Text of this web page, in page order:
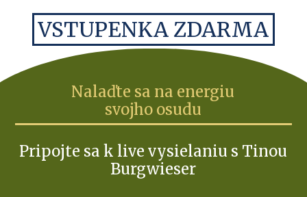
VSTUPENKA ZDARMA
Nalaďte sa na energiu
svojho osudu
Pripojte sa k live vysielaniu s Tinou
Burgwieser